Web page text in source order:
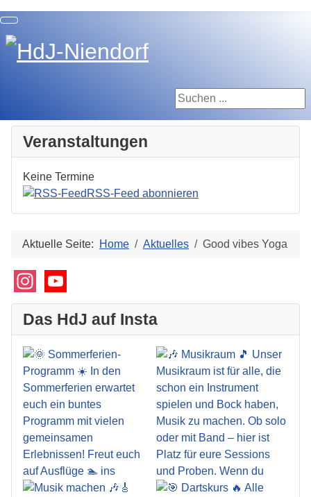
Suchen ...
Veranstaltungen
Keine Termine
RSS-Feed abonnieren
Aktuelle Seite: Home Aktuelles Good vibes Yoga
Instagram
YouTube
Das HdJ auf Insta